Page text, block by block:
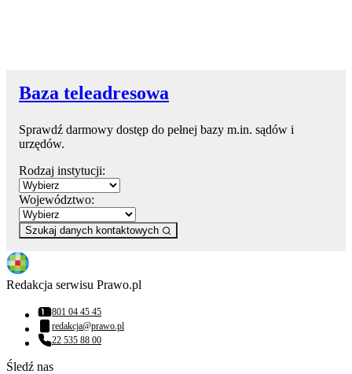
Baza teleadresowa
Sprawdź darmowy dostęp do pełnej bazy m.in. sądów i
urzędów.
Rodzaj instytucji:
Województwo:
Szukaj danych kontaktowych
Redakcja serwisu Prawo.pl
Numer telefonu:
801 04 45 45
Adres email:
redakcja@prawo.pl
Numer telefonu:
22 535 88 00
Śledź nas